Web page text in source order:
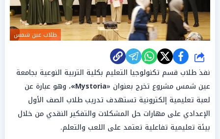
طلاب عين شمس
شارك
نفذ طلاب قسم تكنولوجيا التعليم بكلية التربية النوعية بجامعة
عين شمس مشروع تخرج بعنوان «Mystoria» ، وهو عبارة عن
لعبة تعليمية إلكترونية تستهدف تدريب طلاب الصف الأول
الإعدادي على مهارات حل المشكلات والتفكير النقدي من خلال
بيئة تعليمية تفاعلية تعتمد على اللعب والتعلم.